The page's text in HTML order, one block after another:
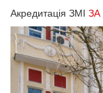
Акредитація ЗМІ